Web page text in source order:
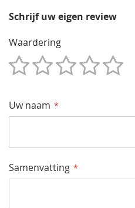
Schrijf uw eigen review
Waardering
Uw naam
Samenvatting